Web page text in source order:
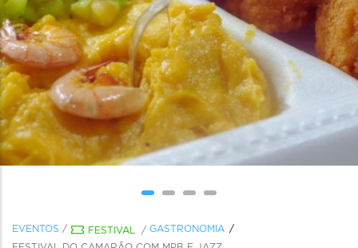
EVENTOS / FESTIVAL / GASTRONOMIA